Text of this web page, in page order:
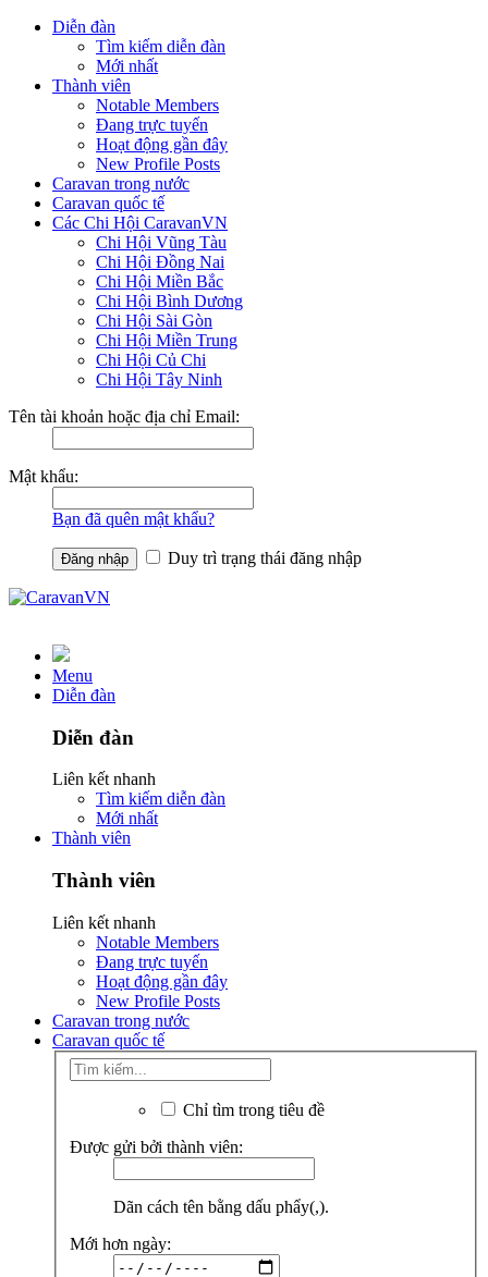
Diễn đàn
Tìm kiếm diễn đàn
Mới nhất
Thành viên
Notable Members
Đang trực tuyến
Hoạt động gần đây
New Profile Posts
Caravan trong nước
Caravan quốc tế
Các Chi Hội CaravanVN
Chi Hội Vũng Tàu
Chi Hội Đồng Nai
Chi Hội Miền Bắc
Chi Hội Bình Dương
Chi Hội Sài Gòn
Chi Hội Miền Trung
Chi Hội Củ Chi
Chi Hội Tây Ninh
Tên tài khoản hoặc địa chỉ Email:
Mật khẩu:
Bạn đã quên mật khẩu?
Duy trì trạng thái đăng nhập
Menu
Diễn đàn
Diễn đàn
Liên kết nhanh
Tìm kiếm diễn đàn
Mới nhất
Thành viên
Thành viên
Liên kết nhanh
Notable Members
Đang trực tuyến
Hoạt động gần đây
New Profile Posts
Caravan trong nước
Caravan quốc tế
Chỉ tìm trong tiêu đề
Được gửi bởi thành viên:
Dãn cách tên bằng dấu phẩy(,).
Mới hơn ngày: